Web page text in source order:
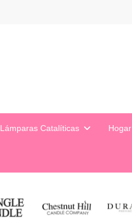
Lámparas Catalíticas Hogar